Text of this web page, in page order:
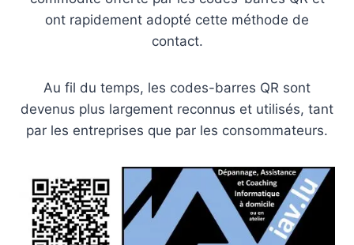
ont rapidement adopté cette méthode de
contact.
Au fil du temps, les codes-barres QR sont
devenus plus largement reconnus et utilisés, tant
par les entreprises que par les consommateurs.